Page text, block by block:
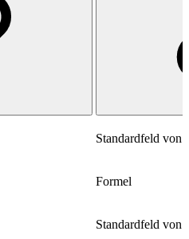
Standardfeld von
Formel
Standardfeld von